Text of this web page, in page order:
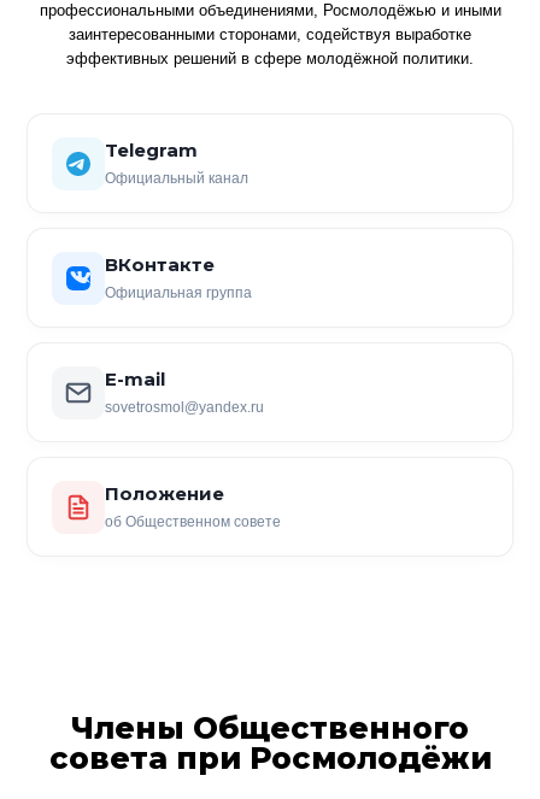
профессиональными объединениями, Росмолодёжью и иными
заинтересованными сторонами, содействуя выработке
эффективных решений в сфере молодёжной политики.
Telegram
Официальный канал
ВКонтакте
Официальная группа
E-mail
sovetrosmol@yandex.ru
Положение
об Общественном совете
Члены Общественного
совета при Росмолодёжи